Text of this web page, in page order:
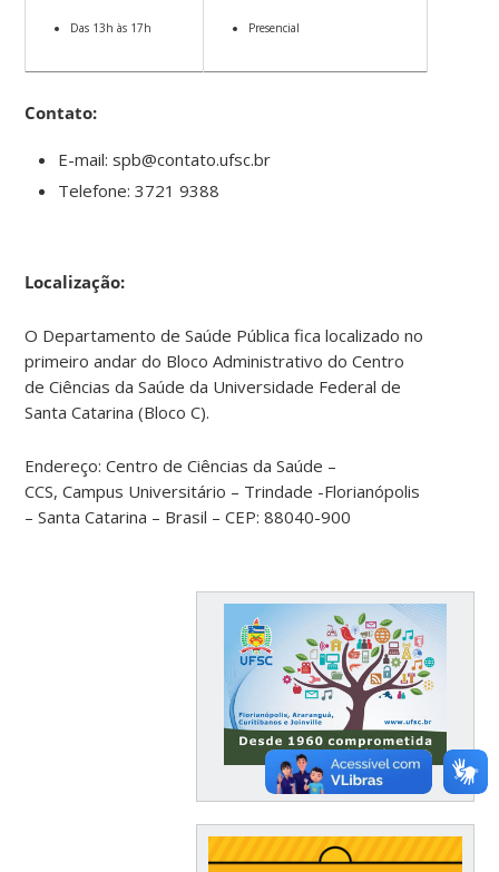
Das 13h às 17h Presencial
Contato:
E-mail: spb@contato.ufsc.br
Telefone: 3721 9388
Localização:
O Departamento de Saúde Pública fica localizado no
primeiro andar do Bloco Administrativo do Centro
de Ciências da Saúde da Universidade Federal de
Santa Catarina (Bloco C).
Endereço: Centro de Ciências da Saúde –
CCS, Campus Universitário – Trindade -Florianópolis
– Santa Catarina – Brasil – CEP: 88040-900